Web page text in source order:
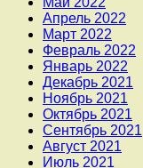
Апрель 2022
Март 2022
Февраль 2022
Январь 2022
Декабрь 2021
Ноябрь 2021
Октябрь 2021
Сентябрь 2021
Август 2021
Июль 2021